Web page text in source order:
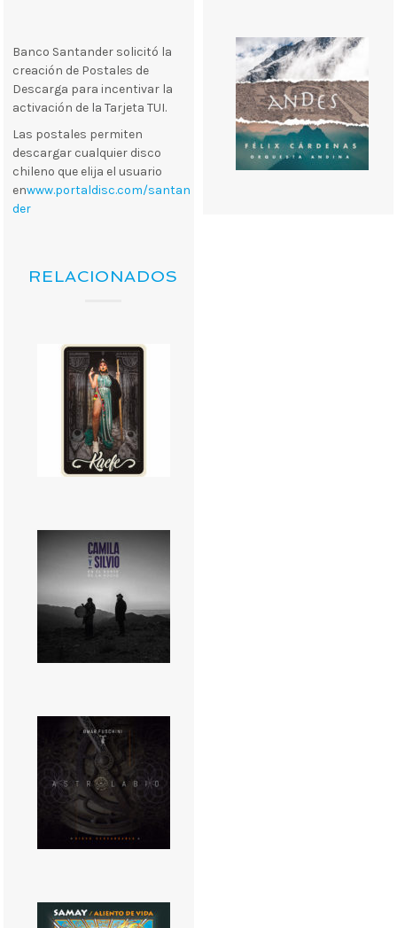
Banco Santander solicitó la
creación de Postales de
Descarga para incentivar la
activación de la Tarjeta TUI.
Las postales permiten
descargar cualquier disco
chileno que elija el usuario
enwww.portaldisc.com/santan
der
RELACIONADOS